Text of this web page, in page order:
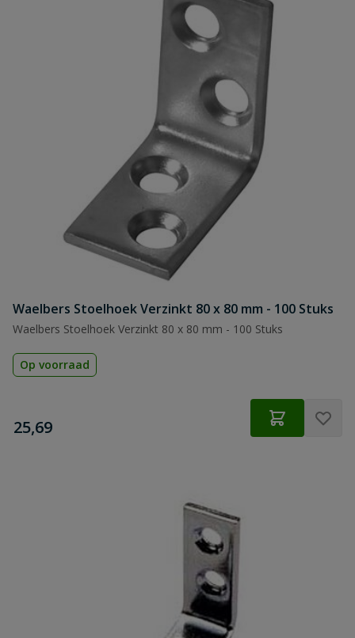
Waelbers Stoelhoek Verzinkt 80 x 80 mm - 100 Stuks
Waelbers Stoelhoek Verzinkt 80 x 80 mm - 100 Stuks
Op voorraad
€
25,69